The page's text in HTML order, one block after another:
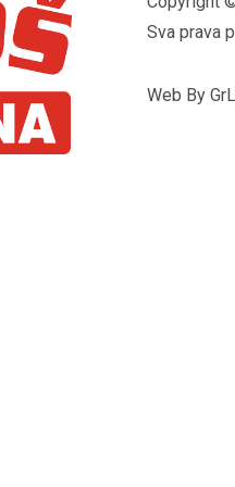
Sva prava
Web By